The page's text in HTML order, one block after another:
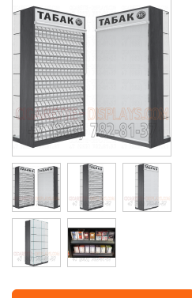
Cigarette